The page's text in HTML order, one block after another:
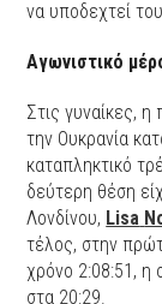
να υποδεχτεί
Αγωνιστικό
Στις γυναίκες, η
την Ουκρανία
καταπληκτικό
δεύτερη θέση
Λονδίνου, Lisa
τέλος, στην
χρόνο 2:08:51, η
στα 20:29.